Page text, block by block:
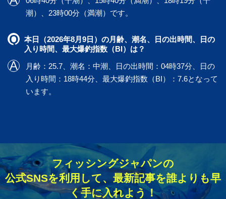
潮）、23時00分（満潮）です。
本日（2026年8月9日）の月齢、潮名、日の出時間、日の
入り時間、最大爆釣指数（BI）は？
月齢：25.7、潮名：中潮、日の出時間：04時37分、日の
入り時間：18時44分、最大爆釣指数（BI）：7.6となって
います。
フィッシングジャパンの
公式SNSを利用して、最新記事を誰よりも早
く手に入れよう！